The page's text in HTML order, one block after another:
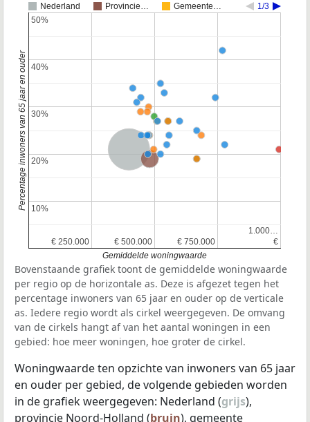
Nederland Provincie… Gemeente… 1/3
Nederland
Provincie Noord-Holland
€ 250.000
€ 250.000 € 500.000
€ 500.000 € 750.000
€ 750.000 €
€
1.000…
1.000…
10%
10%
20%
20%
30%
30%
40%
40%
50%
50%
Gemiddelde woningwaarde
Percentage inwoners van 65 jaar en ouder
Bovenstaande grafiek toont de gemiddelde woningwaarde
per regio op de horizontale as. Deze is afgezet tegen het
percentage inwoners van 65 jaar en ouder op de verticale
as. Iedere regio wordt als cirkel weergegeven. De omvang
van de cirkels hangt af van het aantal woningen in een
gebied: hoe meer woningen, hoe groter de cirkel.
Woningwaarde ten opzichte van inwoners van 65 jaar
en ouder per gebied, de volgende gebieden worden
in de grafiek weergegeven: Nederland (grijs),
provincie Noord-Holland (bruin), gemeente